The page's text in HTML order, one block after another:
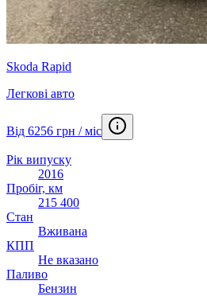
Skoda Rapid
Легкові авто
Від 6256 грн / міс
Рік випуску
2016
Пробіг, км
215 400
Стан
Вживана
КПП
Не вказано
Паливо
Бензин